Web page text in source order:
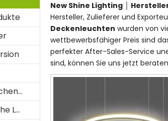
Oberflächenmontiert
Akustische Lösung
New Shine Lighting │
Hersteller, Zulieferer und
Deckenleuchten wurden von
wettbewerbsfähiger Preis sind
perfekter After-Sales-Service
sind, können Sie uns jetzt